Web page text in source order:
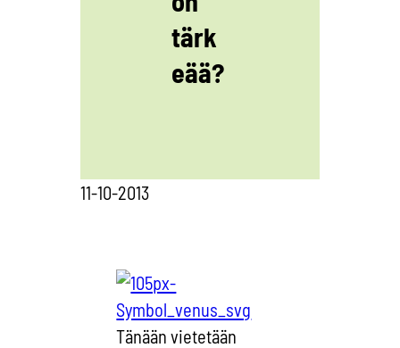
tärk
eää?
11-10-2013
Tänään vietetään